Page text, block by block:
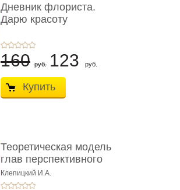
Дневник флориста.
Дарю красоту
160 руб. 123 руб.
Купить
Теоретическая модель
глав перспективного
УК о ...
Клепицкий И.А.